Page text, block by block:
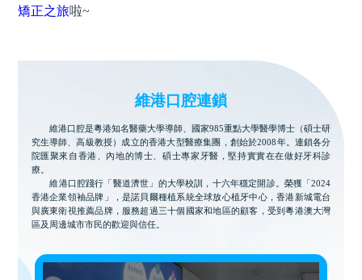
矯正之旅啦~
維港口腔連鎖
維港口腔是粵港知名醫藥大學導師、國家985重點大學醫學博士（碩士研
究生導師、高級教授）成立的香港大型醫療集團，創始於2008年。連鎖各分
院匯聚來自香港、內地的博士、碩士專家牙醫，堅持實實在在做好牙科診
療。
維港口腔踐行「醫道濟世」的大學校訓，十六年穩定開診。榮獲「2024
香港企業領袖品牌」，是諾貝爾種植系統全球放心植牙中心，香港新城電台
與廣東衛視推薦品牌，服務超過三十個國家和地區的顧客，受到粵港澳大灣
區及周邊城市市民的歡迎與信任。